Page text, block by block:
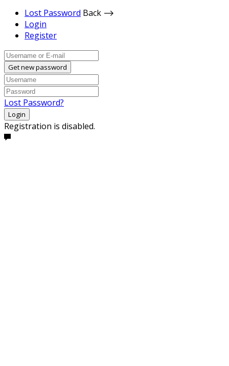
Lost Password Back ⟶
Login
Register
Get new password
Lost Password?
Login
Registration is disabled.